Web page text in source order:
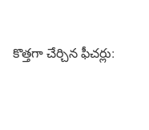
కొత్తగా చేర్చిన ఫీచర్లు: